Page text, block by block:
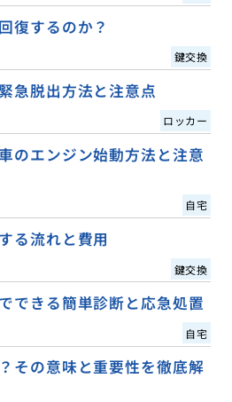
復するのか？
鍵交換
急脱出方法と注意点
ロッカー
のエンジン始動方法と注意
自宅
る流れと費用
鍵交換
できる簡単診断と応急処置
自宅
その意味と重要性を徹底解